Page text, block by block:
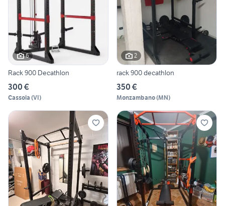
6
Rack 900 Decathlon
300 €
Cassola (VI)
2
rack 900 decathlon
350 €
Monzambano(MN)